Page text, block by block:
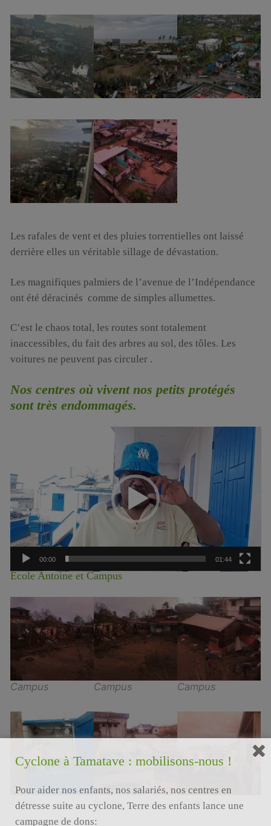
Les rafales de vent et des pluies torrentielles ont laissé
derrière elles un véritable sillage de dévastation.
Les magnifiques palmiers de l’avenue de l’Indépendance
ont été déracinés comme de simples allumettes.
C’est le chaos total, les routes sont totalement
inaccessibles, du fait des arbres au sol, des tôles. Les
voitures ne peuvent pas circuler .
Nos centres où vivent nos petits protégés
sont très endommagés.
00:00 01:44
Ecole Antoine et Campus
Campus Campus Campus
Ecole Ecole Ecole
Cyclone à Tamatave : mobilisons-nous !
Pour aider nos enfants, nos salariés, nos centres en
détresse suite au cyclone, Terre des enfants lance une
campagne de dons: